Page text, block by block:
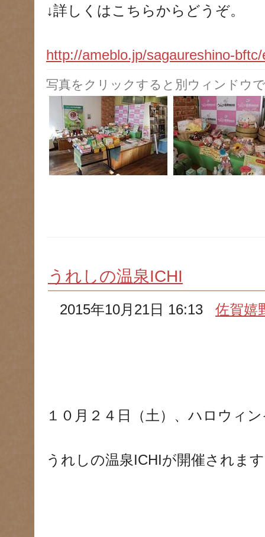
↓詳しくはこちらからどうぞ。
http://ameblo.jp/sagaureshino-
写真をクリックすると別ウィンドウ
うれしの温泉ICHI
2015年10月21日 16:13佐賀嬉
１０月２４日（土）、ハロウィ
うれしの温泉ICHIが開催されま